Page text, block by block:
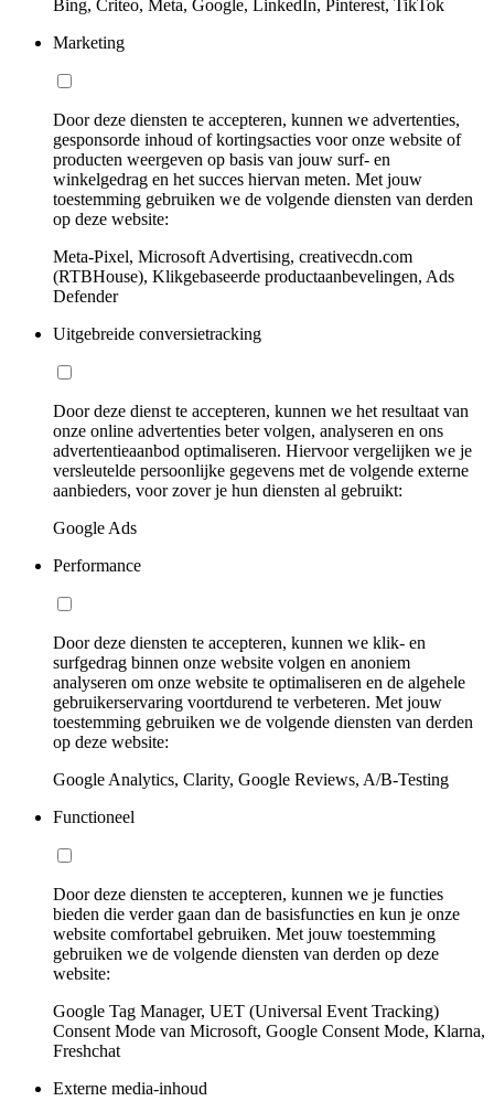
Bing, Criteo, Meta, Google, LinkedIn, Pinterest, TikTok
Marketing
Door deze diensten te accepteren, kunnen we advertenties,
gesponsorde inhoud of kortingsacties voor onze website of
producten weergeven op basis van jouw surf- en
winkelgedrag en het succes hiervan meten. Met jouw
toestemming gebruiken we de volgende diensten van derden
op deze website:
Meta-Pixel, Microsoft Advertising, creativecdn.com
(RTBHouse), Klikgebaseerde productaanbevelingen, Ads
Defender
Uitgebreide conversietracking
Door deze dienst te accepteren, kunnen we het resultaat van
onze online advertenties beter volgen, analyseren en ons
advertentieaanbod optimaliseren. Hiervoor vergelijken we je
versleutelde persoonlijke gegevens met de volgende externe
aanbieders, voor zover je hun diensten al gebruikt:
Google Ads
Performance
Door deze diensten te accepteren, kunnen we klik- en
surfgedrag binnen onze website volgen en anoniem
analyseren om onze website te optimaliseren en de algehele
gebruikerservaring voortdurend te verbeteren. Met jouw
toestemming gebruiken we de volgende diensten van derden
op deze website:
Google Analytics, Clarity, Google Reviews, A/B-Testing
Functioneel
Door deze diensten te accepteren, kunnen we je functies
bieden die verder gaan dan de basisfuncties en kun je onze
website comfortabel gebruiken. Met jouw toestemming
gebruiken we de volgende diensten van derden op deze
website:
Google Tag Manager, UET (Universal Event Tracking)
Consent Mode van Microsoft, Google Consent Mode, Klarna,
Freshchat
Externe media-inhoud